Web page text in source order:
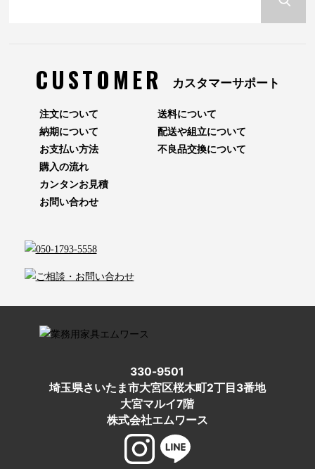
CUSTOMER カスタマーサポート
注文について
納期について
お支払い方法
送料について
配送や組立について
不良品交換について
購入の流れ
カンタンお見積
お問い合わせ
330-9501
埼玉県さいたま市大宮区桜木町2丁目3番地
大宮マルイ7階
株式会社エムワース